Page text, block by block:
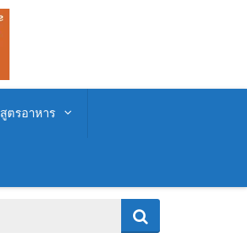
สูตรอาหาร